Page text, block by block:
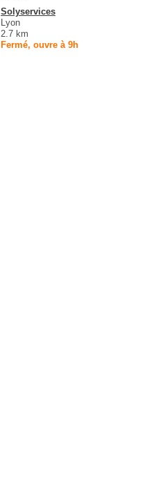
Solyservices
Lyon
2.7 km
Fermé, ouvre à 9h